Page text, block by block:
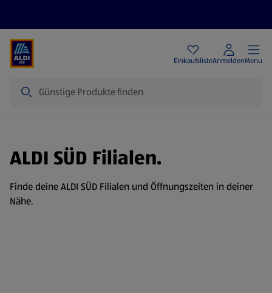
EinkaufslisteAnmeldenMenu
ALDI SÜD Filialen.
Finde deine ALDI SÜD Filialen und Öffnungszeiten in deiner
Nähe.